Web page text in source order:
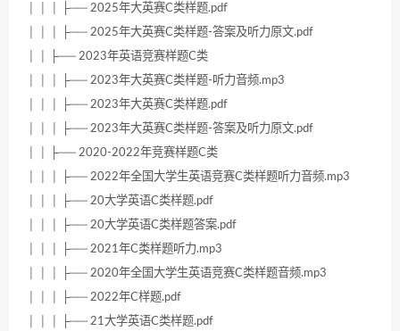
│ │ │ ├── 2025年大英赛C类样题.pdf
│ │ │ ├── 2025年大英赛C类样题-答案及听力原文.pdf
│ │ ├── 2023年英语竞赛样题C类
│ │ │ ├── 2023年大英赛C类样题-听力音频.mp3
│ │ │ ├── 2023年大英赛C类样题.pdf
│ │ │ ├── 2023年大英赛C类样题-答案及听力原文.pdf
│ │ ├── 2020-2022年竞赛样题C类
│ │ │ ├── 2022年全国大学生英语竞赛C类样题听力音频.mp3
│ │ │ ├── 20大学英语C类样题.pdf
│ │ │ ├── 20大学英语C类样题答案.pdf
│ │ │ ├── 2021年C类样题听力.mp3
│ │ │ ├── 2020年全国大学生英语竞赛C类样题音频.mp3
│ │ │ ├── 2022年C样题.pdf
│ │ │ ├── 21大学英语C类样题.pdf